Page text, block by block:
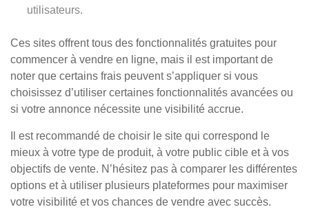
utilisateurs.
Ces sites offrent tous des fonctionnalités gratuites pour
commencer à vendre en ligne, mais il est important de
noter que certains frais peuvent s’appliquer si vous
choisissez d’utiliser certaines fonctionnalités avancées ou
si votre annonce nécessite une visibilité accrue.
Il est recommandé de choisir le site qui correspond le
mieux à votre type de produit, à votre public cible et à vos
objectifs de vente. N’hésitez pas à comparer les différentes
options et à utiliser plusieurs plateformes pour maximiser
votre visibilité et vos chances de vendre avec succès.